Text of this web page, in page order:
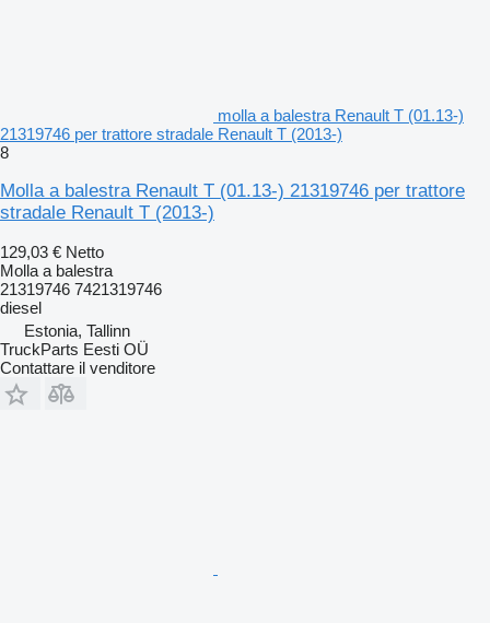
molla a balestra Renault T (01.13-)
21319746 per trattore stradale Renault T (2013-)
8
Molla a balestra Renault T (01.13-) 21319746 per trattore
stradale Renault T (2013-)
129,03 € Netto
Molla a balestra
21319746 7421319746
diesel
Estonia, Tallinn
TruckParts Eesti OÜ
Contattare il venditore